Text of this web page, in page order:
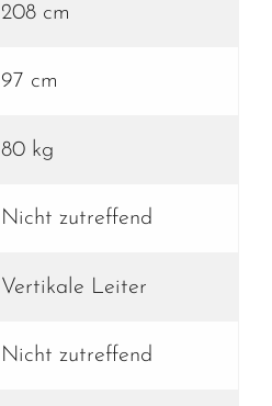
208 cm
97 cm
80 kg
Nicht zutreffend
Vertikale Leiter
Nicht zutreffend